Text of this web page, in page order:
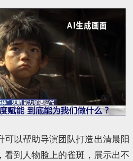
可以帮助导演团队打造出清晨阳
看到人物脸上的雀斑，展示出不